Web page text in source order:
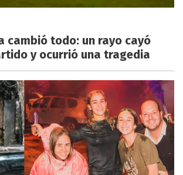
cambió todo: un rayo cayó
y ocurrió una tragedia